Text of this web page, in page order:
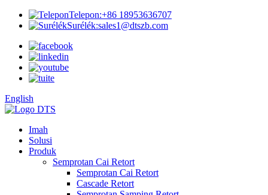
Telepon:+86 18953636707
Surélék:sales1@dtszb.com
English
Imah
Solusi
Produk
Semprotan Cai Retort
Semprotan Cai Retort
Cascade Retort